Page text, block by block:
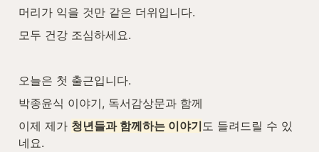
머리가 익을 것만 같은 더위입니다.
모두 건강 조심하세요.
오늘은 첫 출근입니다.
박종윤식 이야기, 독서감상문과 함께
이제 제가 청년들과 함께하는 이야기도 들려드릴 수 있
네요.